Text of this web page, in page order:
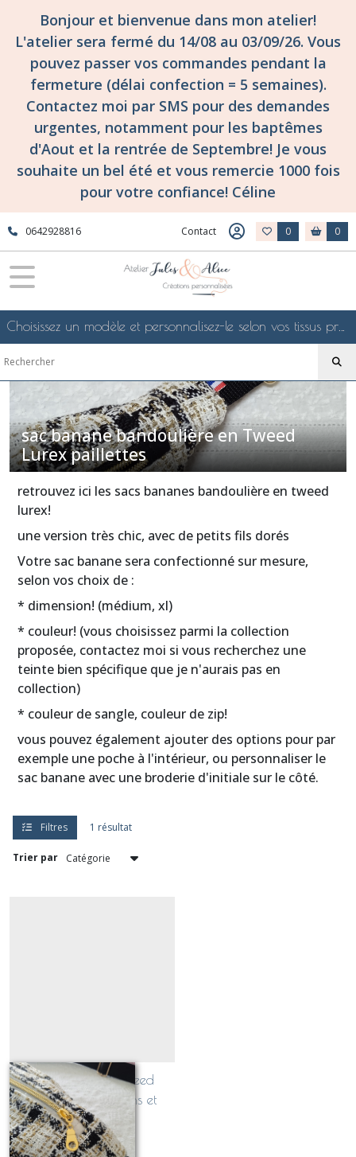
Bonjour et bienvenue dans mon atelier!
L'atelier sera fermé du 14/08 au 03/09/26. Vous
pouvez passer vos commandes pendant la
fermeture (délai confection = 5 semaines).
Contactez moi par SMS pour des demandes
urgentes, notamment pour les baptêmes
d'Aout et la rentrée de Septembre! Je vous
souhaite un bel été et vous remercie 1000 fois
pour votre confiance! Céline
0642928816 Contact 0 0
Choisissez un modèle et personnalisez-le selon vos tissus préférés de mes collections en ligne, je le confectionnerai selon vos souhaits
sac banane bandoulière en Tweed
Lurex paillettes
retrouvez ici les sacs bananes bandoulière en tweed
lurex!
une version très chic, avec de petits fils dorés
Votre sac banane sera confectionné sur mesure,
selon vos choix de :
* dimension! (médium, xl)
* couleur! (vous choisissez parmi la collection
proposée, contactez moi si vous recherchez une
teinte bien spécifique que je n'aurais pas en
collection)
* couleur de sangle, couleur de zip!
vous pouvez également ajouter des options pour par
exemple une poche à l'intérieur, ou personnaliser le
sac banane avec une broderie d'initiale sur le côté.
Filtres 1 résultat
Trier par
sac banane en tweed
COCO (dimensions et
couleur au choix!)
À partir de 59
Fermer
FILTRES
Tous
produits
Confections
surmesure
et
personnalisées
la
famille!
LES
SACS
bandoulière
sac
banane
bandoulière
en
Velours
Côtelé
(1)
banane
en
velours
côtes
(2)
sac
banane
bandoulière
en
(1)
sac
banane
Toile
de
Coton
banane
bandoulière
en
Moumoute
Sherpa
Bouclette
(1)